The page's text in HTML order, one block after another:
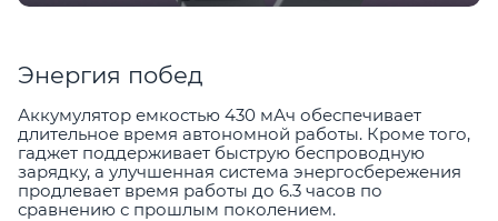
Энергия побед
Аккумулятор емкостью 430 мАч обеспечивает
длительное время автономной работы. Кроме того,
гаджет поддерживает быструю беспроводную
зарядку, а улучшенная система энергосбережения
продлевает время работы до 6.3 часов по
сравнению с прошлым поколением.